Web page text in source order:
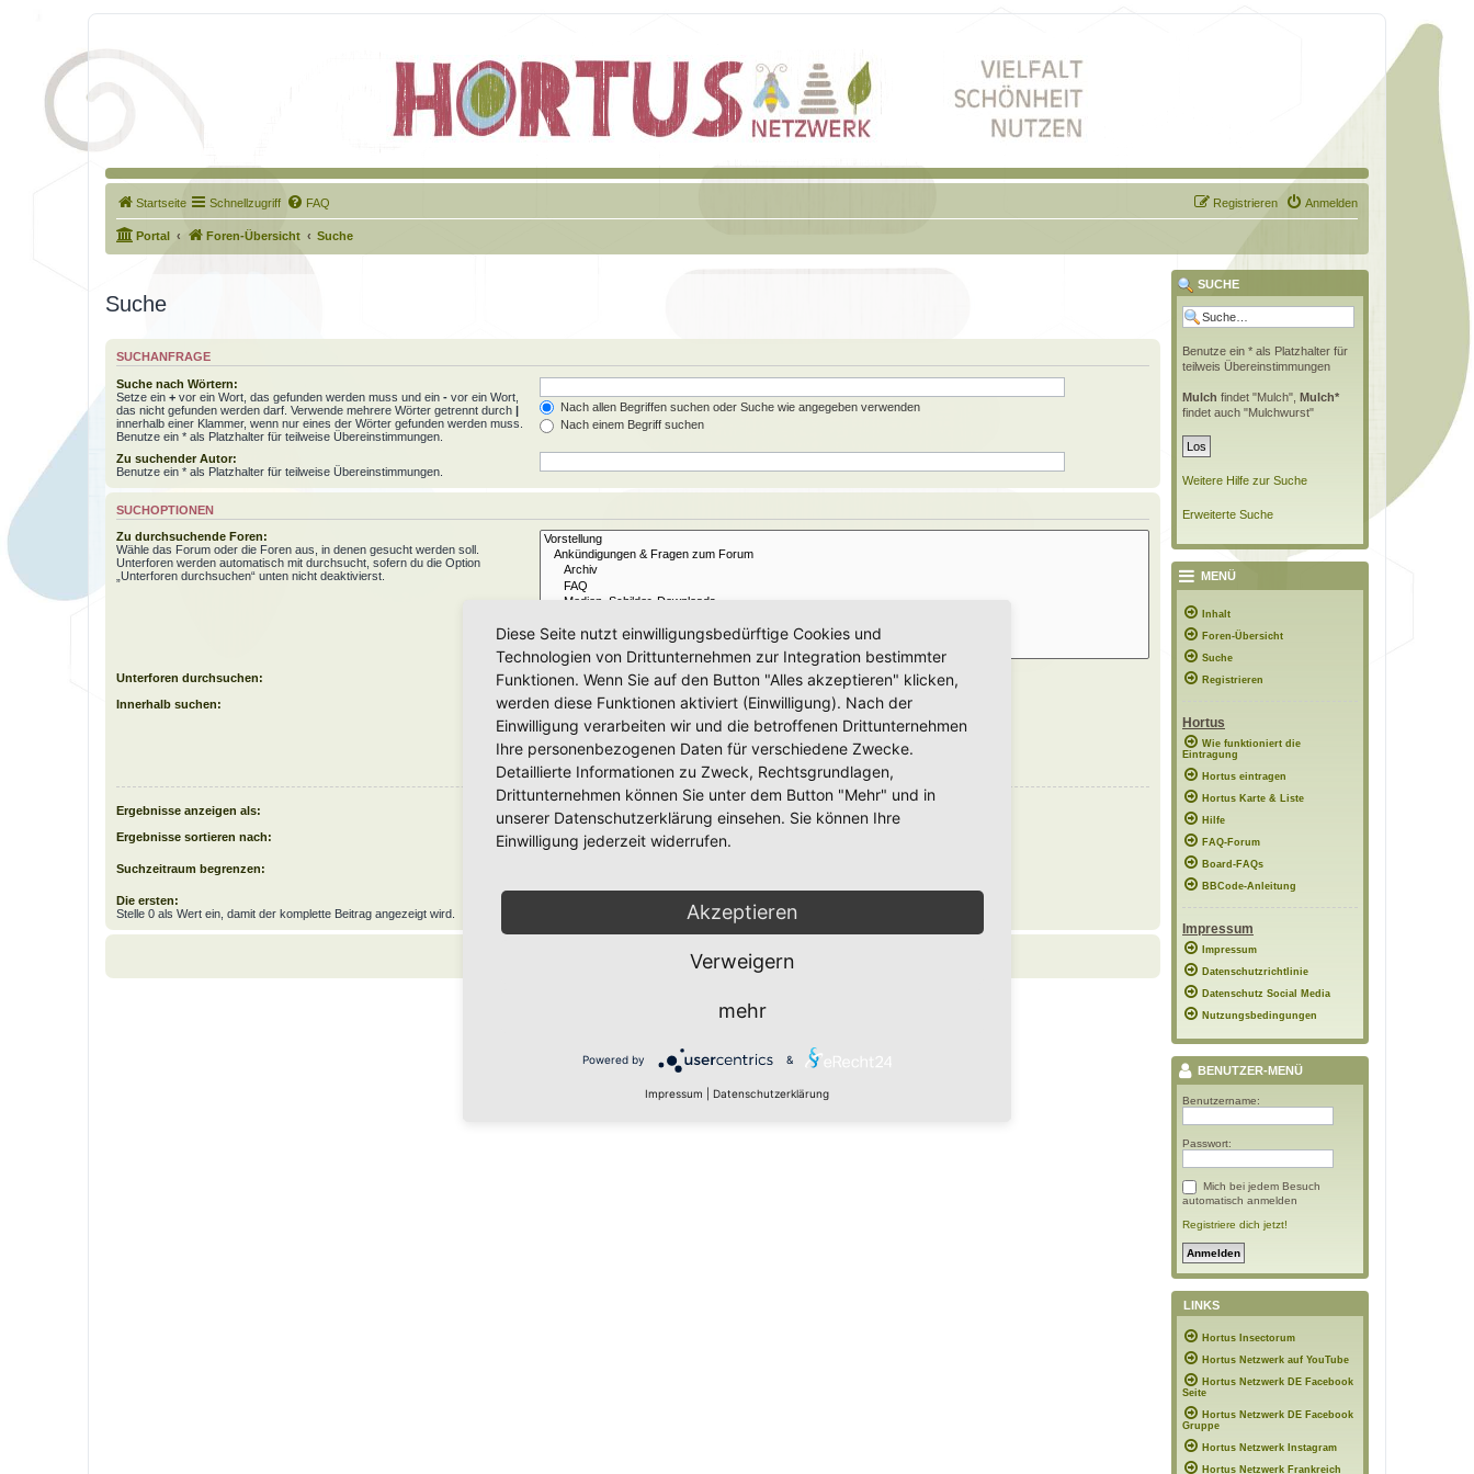
Startseite Schnellzugriff FAQ Anmelden
Registrieren
Portal Foren-Übersicht Suche
Suche
SUCHANFRAGE
Suche nach Wörtern:
Setze ein + vor ein Wort, das gefunden werden muss und ein - vor ein Wort,
das nicht gefunden werden darf. Verwende mehrere Wörter getrennt durch |
innerhalb einer Klammer, wenn nur eines der Wörter gefunden werden muss.
Benutze ein * als Platzhalter für teilweise Übereinstimmungen.
Nach allen Begriffen suchen oder Suche wie angegeben verwenden
Nach einem Begriff suchen
Zu suchender Autor:
Benutze ein * als Platzhalter für teilweise Übereinstimmungen.
SUCHOPTIONEN
Zu durchsuchende Foren:
Wähle das Forum oder die Foren aus, in denen gesucht werden soll.
Unterforen werden automatisch mit durchsucht, sofern du die Option
„Unterforen durchsuchen“ unten nicht deaktivierst.
Unterforen durchsuchen: Ja Nein
Innerhalb suchen:
Betreff und Text der Beiträge
Nur im Text der Beiträge
Nur im Betreff der Themen
Nur im ersten Beitrag der Themen
Ergebnisse anzeigen als: Beiträge Themen
Ergebnisse sortieren nach:
Suchzeitraum begrenzen:
Die ersten:
Stelle 0 als Wert ein, damit der komplette Beitrag angezeigt wird.
Zeichen der Beiträge anzeigen
SUCHE
Benutze ein * als Platzhalter für
teilweis Übereinstimmungen
Mulch findet "Mulch", Mulch*
findet auch "Mulchwurst"
Weitere Hilfe zur Suche
Erweiterte Suche
MENÜ
Inhalt
Foren-Übersicht
Suche
Registrieren
Hortus
Wie funktioniert die
Eintragung
Hortus eintragen
Hortus Karte & Liste
Hilfe
FAQ-Forum
Board-FAQs
BBCode-Anleitung
Impressum
Impressum
Datenschutzrichtlinie
Datenschutz Social Media
Nutzungsbedingungen
BENUTZER-MENÜ
Benutzername:
Passwort:
Mich bei jedem Besuch
automatisch anmelden
Registriere dich jetzt!
LINKS
Hortus Insectorum
Hortus Netzwerk auf YouTube
Hortus Netzwerk DE Facebook
Seite
Hortus Netzwerk DE Facebook
Gruppe
Hortus Netzwerk Instagram
Hortus Netzwerk Frankreich
Diese Seite nutzt einwilligungsbedürftige Cookies und
Technologien von Drittunternehmen zur Integration bestimmter
Funktionen. Wenn Sie auf den Button "Alles akzeptieren" klicken,
werden diese Funktionen aktiviert (Einwilligung). Nach der
Einwilligung verarbeiten wir und die betroffenen Drittunternehmen
Ihre personenbezogenen Daten für verschiedene Zwecke.
Detaillierte Informationen zu Zweck, Rechtsgrundlagen,
Drittunternehmen können Sie unter dem Button "Mehr" und in
unserer Datenschutzerklärung einsehen. Sie können Ihre
Einwilligung jederzeit widerrufen.
Akzeptieren
Verweigern
mehr
Powered by &
Impressum Datenschutzerklärung